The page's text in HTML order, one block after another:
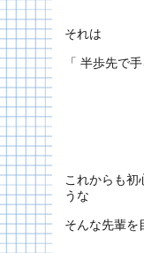
それは
「 半歩先で
これからも初
うな
そんな先輩を